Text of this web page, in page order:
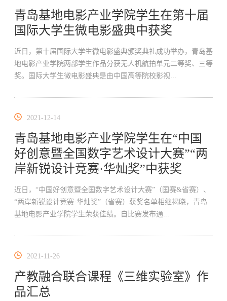
青岛基地电影产业学院学生在第十届
国际大学生微电影盛典中获奖
近日，第十届国际大学生微电影盛典颁奖典礼成功举办，青岛基
地电影产业学院两部学生作品分获无人机航拍单元二等奖、三等
奖。国际大学生微电影盛典是由中国高等院校影视...
2021-12-14
青岛基地电影产业学院学生在“中国
好创意暨全国数字艺术设计大赛”“两
岸新锐设计竞赛·华灿奖”中获奖
近日，“中国好创意暨全国数字艺术设计大赛”（国赛&省赛）、
“两岸新锐设计竞赛·华灿奖”（省赛）获奖名单相继揭晓，青岛
基地电影产业学院学生荣获佳绩。自比赛发布通...
2021-11-26
产教融合联合课程《三维实验室》作
品汇总